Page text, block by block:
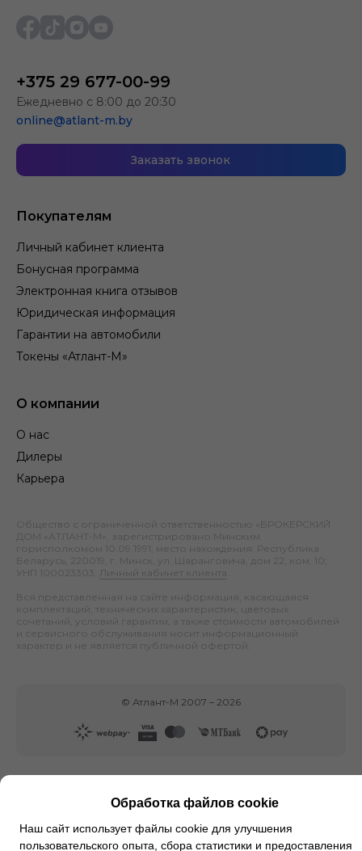
Покупателям
Личный кабинет клиента
Бонусная программа
Электронная книга отзывов
Юридическая информация
Гарантии на автомобили
Токены «Атлант-М»
О компании
О нас
Дилеры
Карьера
+375 29 677-00-99
Ежедневно с 8:00 до 20:30
online@atlant-m.by
Заказать звонок
Общество с ограниченной ответственностью «БРОКЕРСКИЙ
ДОМ «АТЛАНТ-М», зарегистрировано Минским
горисполкомом 10.09.1991; место нахождения: Республика
Беларусь, 220019, г. Минск, ул. Шаранговича, дом 22, ком. 10;
УНП 100023303.
Личный кабинет клиента
Вся представленная на сайте информация, касающаяся
комплектаций, технических характеристик, цветовых
сочетаний, условий гарантии, а также стоимости автомобилей
и сервисного обслуживания носит информационный
характер и не является публичной офертой.
© Атлант-М 2007 – 2026
Обработка файлов cookie
Наш сайт использует файлы cookie для улучшения
пользовательского опыта, сбора статистики и предоставления